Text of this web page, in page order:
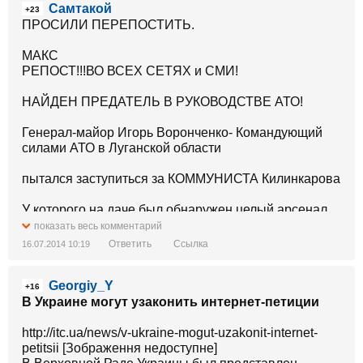
+23
Самтакой
ПРОСИЛИ ПЕРЕПОСТИТЬ.
МАКС
РЕПОСТ!!!ВО ВСЕХ СЕТЯХ и СМИ!
НАЙДЕН ПРЕДАТЕЛЬ В РУКОВОДСТВЕ АТО!
Генерал-майор Игорь Воронченко- Командующий
силами АТО в Луганской области
пытался заступиться за КОММУНИСТА Килинкарова
У которого на даче был обнаружен целый арсенал
оружия!
и требовал немедленно покинуть дачу народного
Кроме Воронченко, заступиться за Килинкарова
показать весь комментарий
16.07.2014 10:19 Ответить Ссылка
+16
Georgiy_Y
В Украине могут узаконить интернет-петиции
http://itc.ua/news/v-ukraine-mogut-uzakonit-internet-
petitsii [Зображення недоступне]